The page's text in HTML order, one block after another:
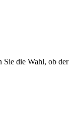
Sie die Wahl, ob der